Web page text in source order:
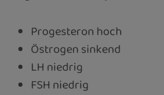
Progesteron hoch
Östrogen sinkend
LH niedrig
FSH niedrig